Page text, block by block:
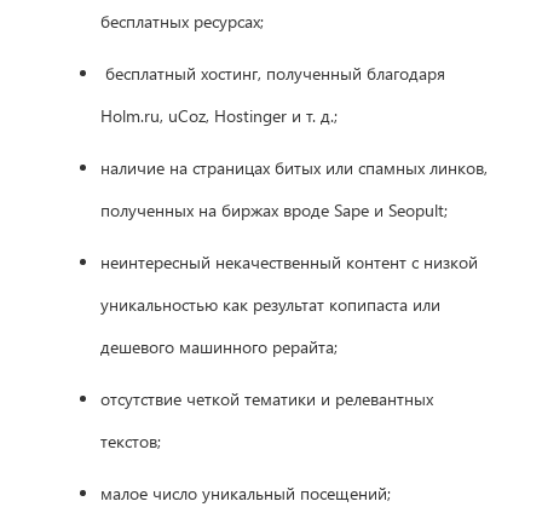
бесплатных ресурсах;
бесплатный хостинг, полученный благодаря
Holm.ru, uCoz, Hostinger и т. д.;
наличие на страницах битых или спамных линков,
полученных на биржах вроде Sape и Seopult;
неинтересный некачественный контент с низкой
уникальностью как результат копипаста или
дешевого машинного рерайта;
отсутствие четкой тематики и релевантных
текстов;
малое число уникальный посещений;